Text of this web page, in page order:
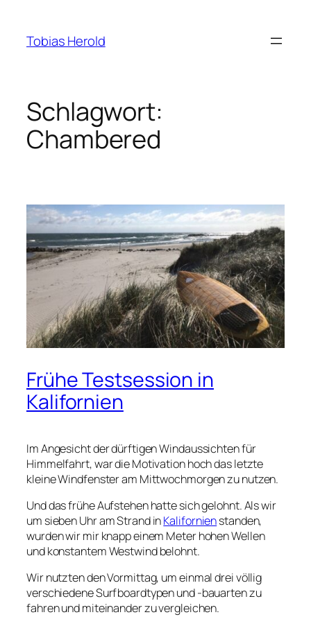
springen
Tobias Herold
Schlagwort:
Chambered
Frühe Testsession in
Kalifornien
Im Angesicht der dürftigen Windaussichten für
Himmelfahrt, war die Motivation hoch das letzte
kleine Windfenster am Mittwochmorgen zu nutzen.
Und das frühe Aufstehen hatte sich gelohnt. Als wir
um sieben Uhr am Strand inKalifornienstanden,
wurden wir mir knapp einem Meter hohen Wellen
und konstantem Westwind belohnt.
Wir nutzten den Vormittag, um einmal drei völlig
verschiedene Surfboardtypen und -bauarten zu
fahren und miteinander zu vergleichen.